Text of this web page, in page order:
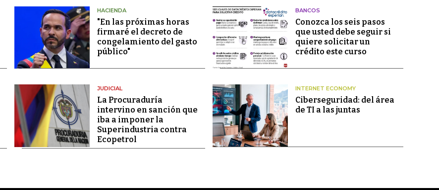
HACIENDA
"En las próximas horas
firmaré el decreto de
congelamiento del gasto
público"
BANCOS
Conozca los seis pasos
que usted debe seguir si
quiere solicitar un
crédito este curso
JUDICIAL
La Procuraduría
intervino en sanción que
iba a imponer la
Superindustria contra
Ecopetrol
INTERNET ECONOMY
Ciberseguridad: del área
de TI a las juntas